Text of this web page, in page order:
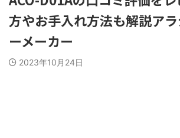
方やお手入れ方法も解説ア
ーメーカー
2023年10月24日